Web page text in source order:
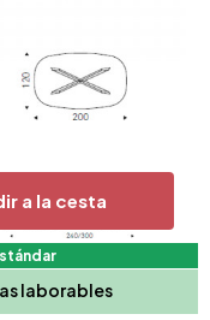
a la cesta
laborables